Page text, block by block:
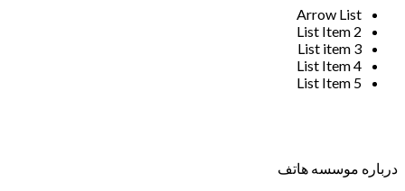
Arrow List
List Item 2
List item 3
List Item 4
List Item 5
درباره موسسه هاتف